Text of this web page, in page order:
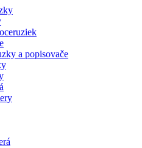
a popisovače